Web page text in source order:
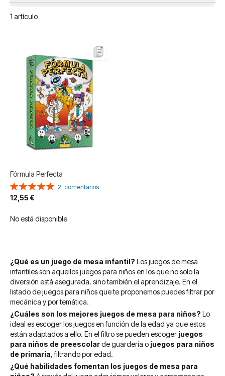
1 artículo
Fórmula Perfecta
Valoración:
100%
2 comentarios
12,55 €
No está disponible
¿Qué es un juego de mesa infantil? Los juegos de mesa
infantiles son aquellos juegos para niños en los que no solo la
diversión está asegurada, sino también el aprendizaje. En el
listado de juegos para niños que te proponemos puedes filtrar por
mecánica y por temática.
¿Cuáles son los mejores juegos de mesa para niños? Lo
ideal es escoger los juegos en función de la edad ya que estos
están adaptados a ello. En el filtro se pueden escoger juegos
para niños de preescolarde guardería o juegos para niños
de primaria, filtrando por edad.
¿Qué habilidades fomentan los juegos de mesa para